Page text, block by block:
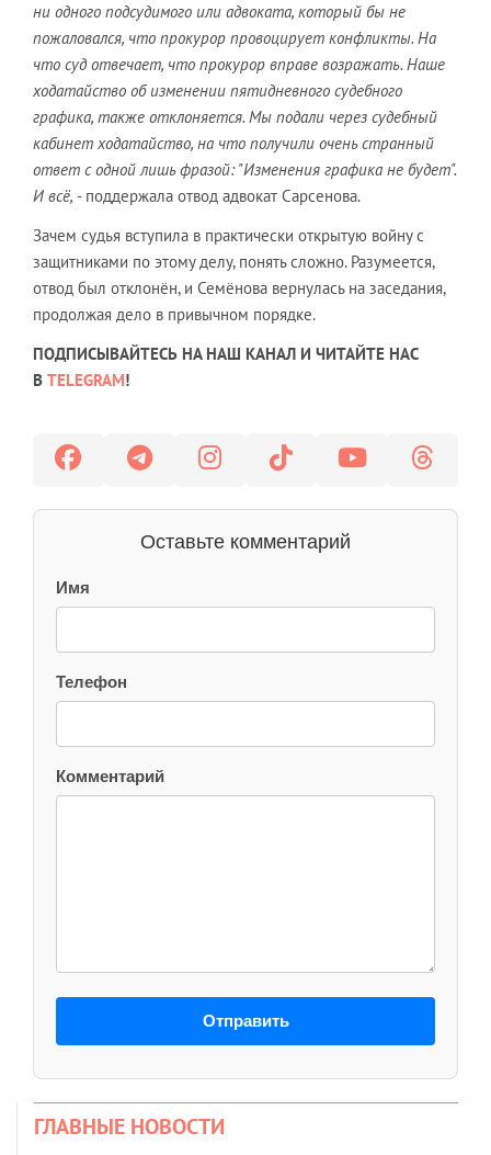
ни одного подсудимого или адвоката, который бы не
пожаловался, что прокурор провоцирует конфликты. На
что суд отвечает, что прокурор вправе возражать. Наше
ходатайство об изменении пятидневного судебного
графика, также отклоняется. Мы подали через судебный
кабинет ходатайство, на что получили очень странный
ответ с одной лишь фразой: "Изменения графика не будет".
И всё, - поддержала отвод адвокат Сарсенова.
Зачем судья вступила в практически открытую войну с
защитниками по этому делу, понять сложно. Разумеется,
отвод был отклонён, и Семёнова вернулась на заседания,
продолжая дело в привычном порядке.
ПОДПИСЫВАЙТЕСЬ НА НАШ КАНАЛ И ЧИТАЙТЕ НАС
В TELEGRAM!
Оставьте комментарий
Имя
Телефон
Комментарий
Отправить
ГЛАВНЫЕ НОВОСТИ